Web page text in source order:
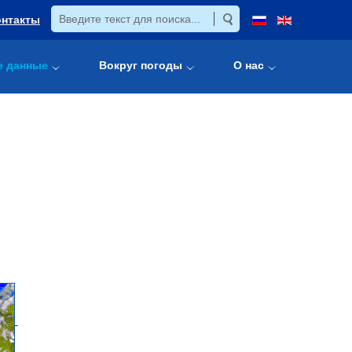
данные Вокруг погоды О нас